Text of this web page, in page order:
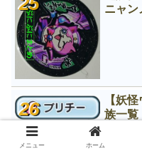
ニャン
【妖
族一覧
※3月
メニュー ホーム